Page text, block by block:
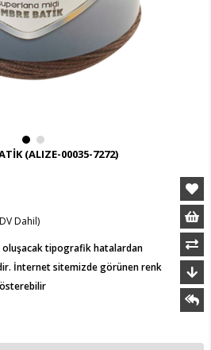
(ALIZE-00035-7272)
Dahil)
tipografik hatalardan
İnternet sitemizde görünen renk